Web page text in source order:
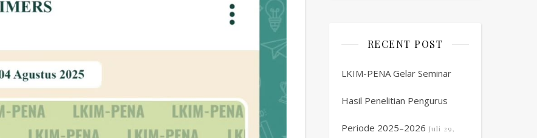
RECENT POST
LKIM-PENA Gelar Seminar
Hasil Penelitian Pengurus
Periode 2025–2026 Juli 29,